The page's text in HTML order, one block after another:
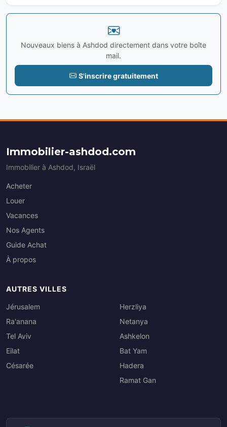
Nouveaux biens à Ashdod directement dans votre boîte
mail.
S'inscrire gratuitement
Immobilier-ashdod.com
Immobilier à Ashdod, Israël
Acheter
Louer
Vacances
Nos Agents
Guide Achat
À propos
AUTRES VILLES
Jérusalem
Ra'anana
Tel Aviv
Eilat
Césarée
Herzliya
Netanya
Ashkelon
Bat Yam
Hadera
Ramat Gan